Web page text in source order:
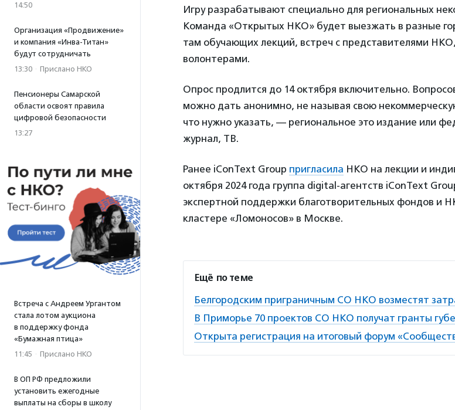
14:50
Организация «Продвижение»
и компания «Инва-Титан»
будут сотрудничать
13:30 · Прислано НКО
Пенсионеры Самарской
области освоят правила
цифровой безопасности
13:27
Встреча с Андреем Ургантом
стала лотом аукциона
в поддержку фонда
«Бумажная птица»
11:45 · Прислано НКО
В ОП РФ предложили
установить ежегодные
выплаты на сборы в школу
Игру разрабатывают специально для региональных
Команда «Открытых НКО» будет выезжать в разные
там обучающих лекций, встреч с представителями
волонтерами.
Опрос продлится до 14 октября включительно.
можно дать анонимно, не называя свою
что нужно указать, — региональное это издание или
журнал, ТВ.
Ранее iConText Group пригласила НКО на лекции и
октября 2024 года группа digital-агентств iConText
экспертной поддержки благотворительных фондов и
кластере «Ломоносов» в Москве.
Ещё по теме
Белгородским приграничным СО НКО возместят
В Приморье 70 проектов СО НКО получат гранты
Открыта регистрация на итоговый форум